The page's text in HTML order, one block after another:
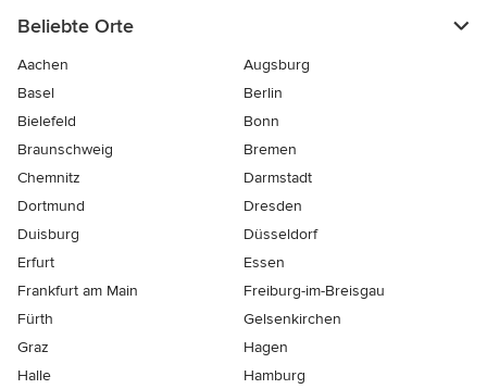
Beliebte Orte
Aachen
Augsburg
Basel
Berlin
Bielefeld
Bonn
Braunschweig
Bremen
Chemnitz
Darmstadt
Dortmund
Dresden
Duisburg
Düsseldorf
Erfurt
Essen
Frankfurt am Main
Freiburg-im-Breisgau
Fürth
Gelsenkirchen
Graz
Hagen
Halle
Hamburg